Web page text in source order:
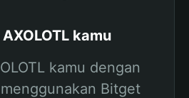
kamu
kamu dengan
Bitget